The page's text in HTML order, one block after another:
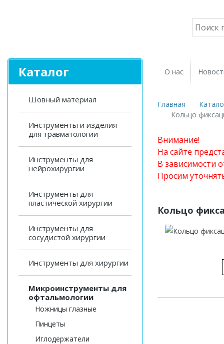
Каталог
Шовный материал
Инструменты и изделия
для травматологии
Инструменты для
нейрохирургии
Инструменты для
пластической хирургии
Инструменты для
сосудистой хирургии
Инструменты для хирургии
Микроинструменты для
офтальмологии
Ножницы глазные
Пинцеты
Иглодержатели
О нас
Главная
Кольцо
Внимание!
На сайте
В зависимости
Просим
Кольцо